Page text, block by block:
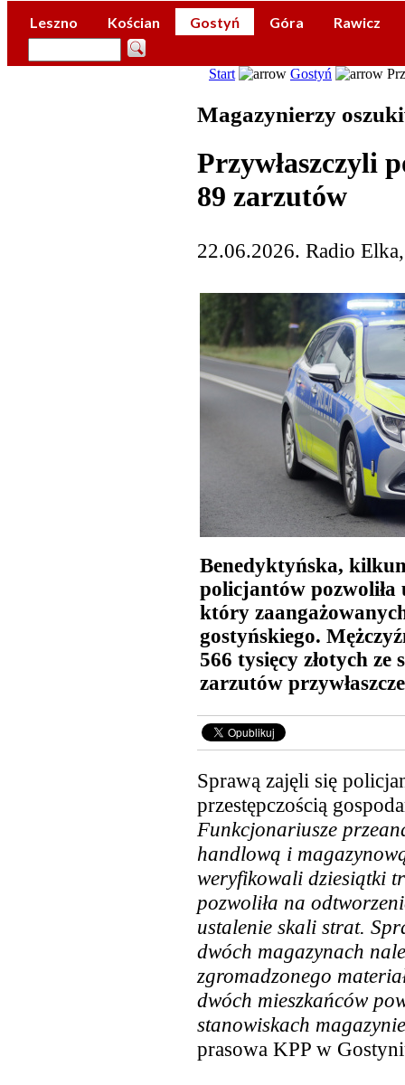
Leszno Kościan Gostyń Góra Rawicz
Start Gostyń
Magazynierzy
Przywłaszczyli
89 zarzutów
22.06.2026. Radio
Benedyktyńska,
policjantów pozwoliła
który
gostyńskiego.
566 tysięcy złotych ze
zarzutów
Sprawą zajęli się
przestępczością
Funkcjonariusze
handlową i
weryfikowali dziesiątki
pozwoliła na
ustalenie skali strat.
dwóch magazynach
zgromadzonego
dwóch mieszkańców
stanowiskach
prasowa KPP w